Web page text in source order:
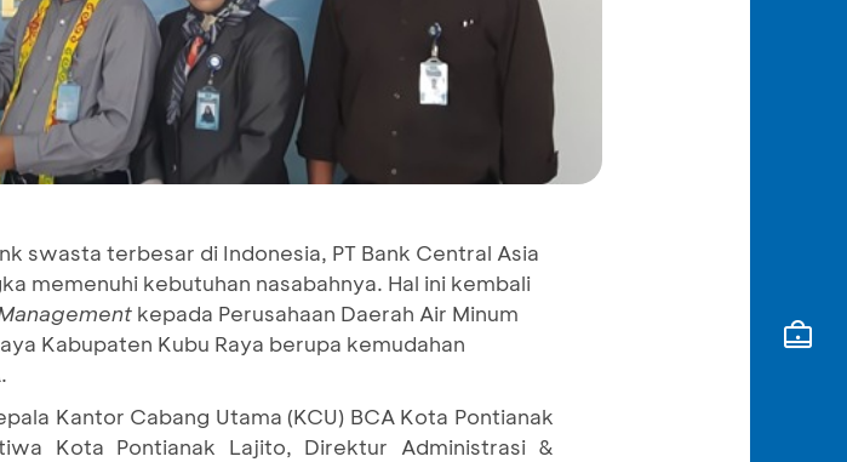
swasta terbesar di Indonesia, PT Bank Central Asia
memenuhi kebutuhan nasabahnya. Hal ini kembali
kepada Perusahaan Daerah Air Minum
Kabupaten Kubu Raya berupa kemudahan
Kantor Cabang Utama (KCU) BCA Kota Pontianak
Kota Pontianak Lajito, Direktur Administrasi &